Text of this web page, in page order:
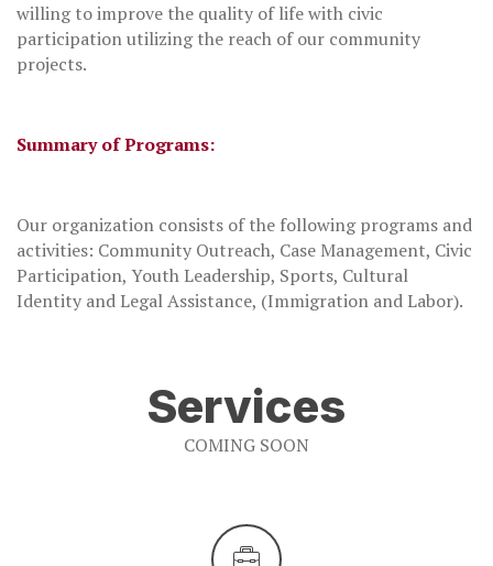
willing to improve the quality of life with civic
participation utilizing the reach of our community
projects.
Summary of Programs:
Our organization consists of the following programs and
activities: Community Outreach, Case Management, Civic
Participation, Youth Leadership, Sports, Cultural
Identity and Legal Assistance, (Immigration and Labor).
Services
COMING SOON